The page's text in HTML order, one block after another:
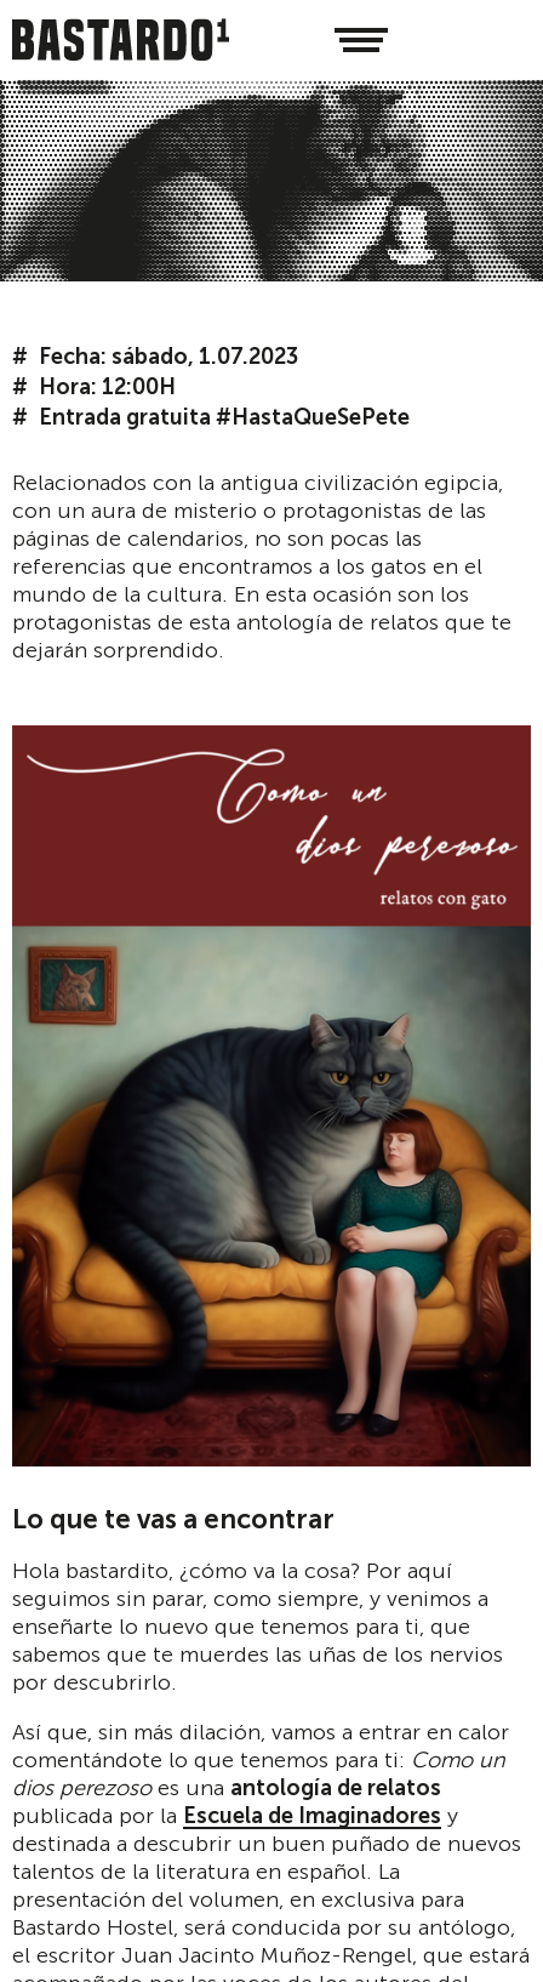
Fecha: sábado, 1.07.2023
Hora: 12:00H
Entrada gratuita #HastaQueSePete
Relacionados con la antigua civilización egipcia,
con un aura de misterio o protagonistas de las
páginas de calendarios, no son pocas las
referencias que encontramos a los gatos en el
mundo de la cultura. En esta ocasión son los
protagonistas de esta antología de relatos que te
dejarán sorprendido.
Lo que te vas a encontrar
Hola bastardito, ¿cómo va la cosa? Por aquí
seguimos sin parar, como siempre, y venimos a
enseñarte lo nuevo que tenemos para ti, que
sabemos que te muerdes las uñas de los nervios
por descubrirlo.
Así que, sin más dilación, vamos a entrar en calor
comentándote lo que tenemos para ti: Como un
dios perezosoes una antología de relatos
publicada por la Escuela de Imaginadores y
destinada a descubrir un buen puñado de nuevos
talentos de la literatura en español. La
presentación del volumen, en exclusiva para
Bastardo Hostel, será conducida por su antólogo,
el escritor Juan Jacinto Muñoz-Rengel, que estará